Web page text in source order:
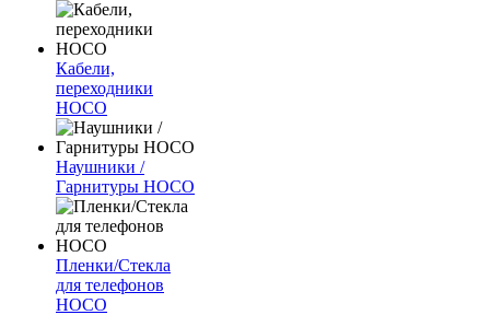
Кабели,
переходники
HOCO
Наушники /
Гарнитуры HOCO
Пленки/Стекла
для телефонов
HOCO